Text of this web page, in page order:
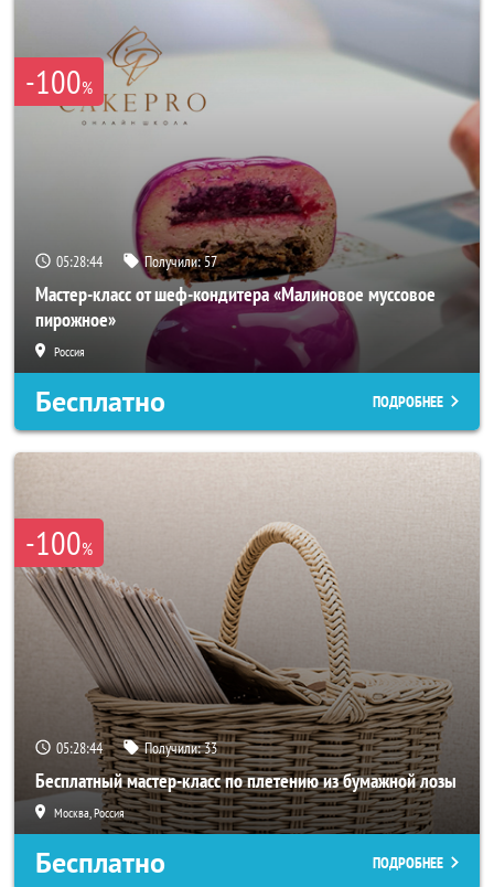
-100%
05:28:42 Получили:57
Мастер-класс от шеф-кондитера «Малиновое муссовое
пирожное»
Россия
Бесплатно ПОДРОБНЕЕ
-100%
05:28:42 Получили:33
Бесплатный мастер-класс по плетению из бумажной лозы
Москва, Россия
Бесплатно ПОДРОБНЕЕ